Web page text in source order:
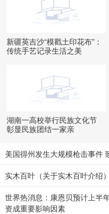
新疆英吉沙“模戳土印花布”：
传统手艺记录生活之美
湖南一高校举行民族文化节
彰显民族团结一家亲
美国得州发生大规模枪击事件
实木百叶（关于实木百叶介绍）
世界热消息：康恩贝预计上半
资成重要影响因素